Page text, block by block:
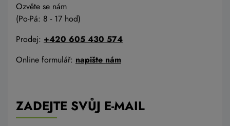
Ozvěte se nám
(Po-Pá: 8 - 17 hod)
Prodej: +420 605 430 574
Online formulář: napište nám
ZADEJTE SVŮJ E-MAIL